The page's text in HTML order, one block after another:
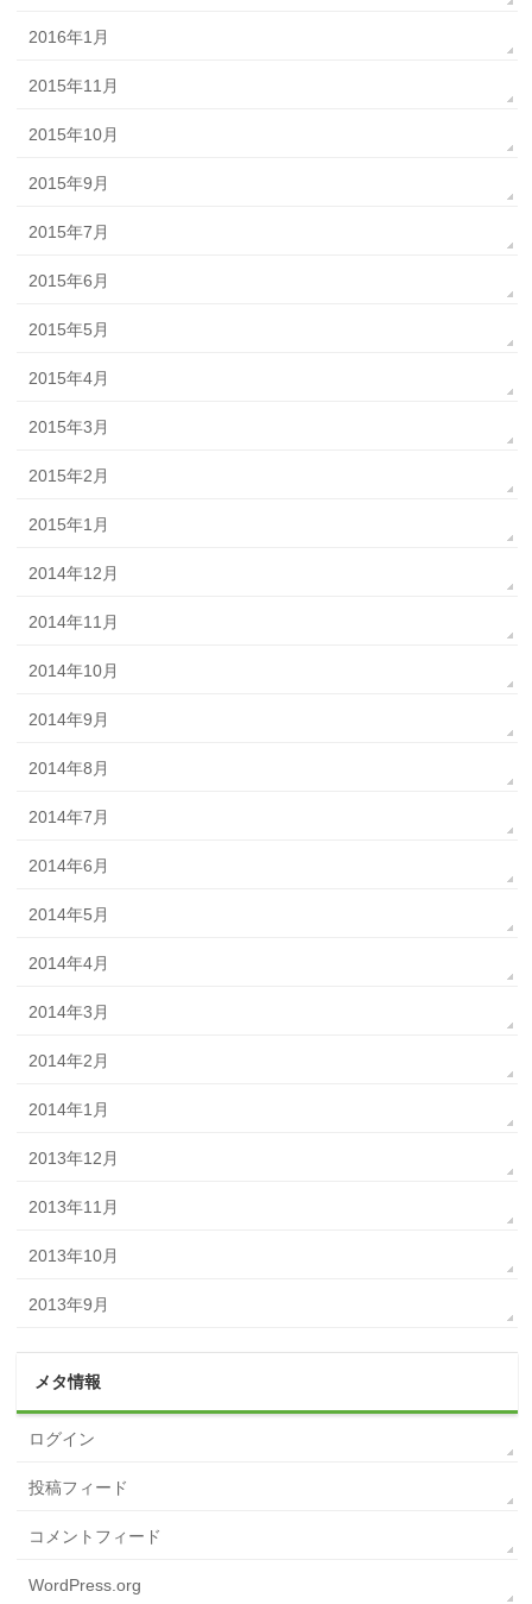
2016年1月
2015年11月
2015年10月
2015年9月
2015年7月
2015年6月
2015年5月
2015年4月
2015年3月
2015年2月
2015年1月
2014年12月
2014年11月
2014年10月
2014年9月
2014年8月
2014年7月
2014年6月
2014年5月
2014年4月
2014年3月
2014年2月
2014年1月
2013年12月
2013年11月
2013年10月
2013年9月
メタ情報
ログイン
投稿フィード
コメントフィード
WordPress.org